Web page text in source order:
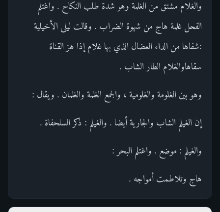
والغلام مشتق من الغلمة وهو شدة طلب النكاح . واغتلم
الفحل غلمة هاج من شهوة الضراب . وقالت ليلى الأخيلية
:شفاها من الداء العضال الذي بها غلام إذا هز القناة
سقاهاوالغلام الطار الشاب .
وهو بين الغلومة والغلومية ، والجمع الغلمة والغلمان . ويقال :
إن الغيلم الشاب والجارية أيضا . والغيلم : ذكر السلحفاة .
والغيلم : موضع . واغتلم البحر :
هاج وتلاطمت أمواجه .